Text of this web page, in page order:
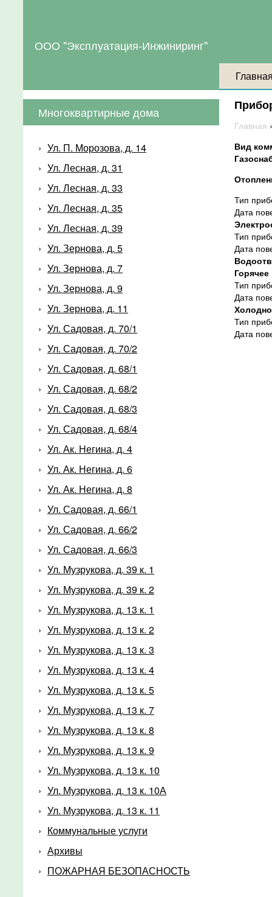
ООО "Эксплуатация-Инжиниринг"
Многоквартирные дома
Ул. П. Морозова, д. 14
Ул. Лесная, д. 31
Ул. Лесная, д. 33
Ул. Лесная, д. 35
Ул. Лесная, д. 39
Ул. Зернова, д. 5
Ул. Зернова, д. 7
Ул. Зернова, д. 9
Ул. Зернова, д. 11
Ул. Садовая, д. 70/1
Ул. Садовая, д. 70/2
Ул. Садовая, д. 68/1
Ул. Садовая, д. 68/2
Ул. Садовая, д. 68/3
Ул. Садовая, д. 68/4
Ул. Ак. Негина, д. 4
Ул. Ак. Негина, д. 6
Ул. Ак. Негина, д. 8
Ул. Садовая, д. 66/1
Ул. Садовая, д. 66/2
Ул. Садовая, д. 66/3
Ул. Музрукова, д. 39 к. 1
Ул. Музрукова, д. 39 к. 2
Ул. Музрукова, д. 13 к. 1
Ул. Музрукова, д. 13 к. 2
Ул. Музрукова, д. 13 к. 3
Ул. Музрукова, д. 13 к. 4
Ул. Музрукова, д. 13 к. 5
Ул. Музрукова, д. 13 к. 7
Ул. Музрукова, д. 13 к. 8
Ул. Музрукова, д. 13 к. 9
Ул. Музрукова, д. 13 к. 10
Ул. Музрукова, д. 13 к. 10А
Ул. Музрукова, д. 13 к. 11
Коммунальные услуги
Архивы
ПОЖАРНАЯ БЕЗОПАСНОСТЬ
Главная
Вид
Тип
Дата
Тип
Дата
Тип
Дата
Тип
Дата